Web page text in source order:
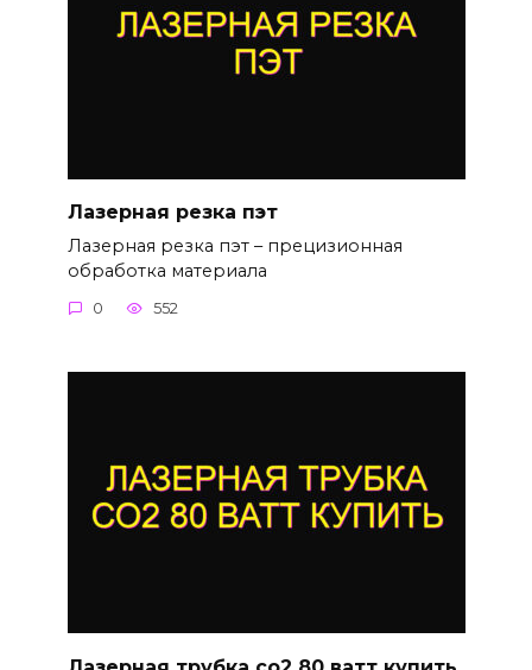
Лазерная резка пэт
Лазерная резка пэт – прецизионная
обработка материала
0 552